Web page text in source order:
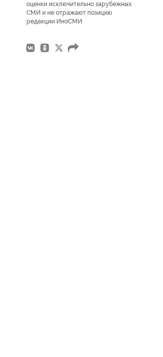
оценки исключительно зарубежных
СМИ и не отражают позицию
редакции ИноСМИ